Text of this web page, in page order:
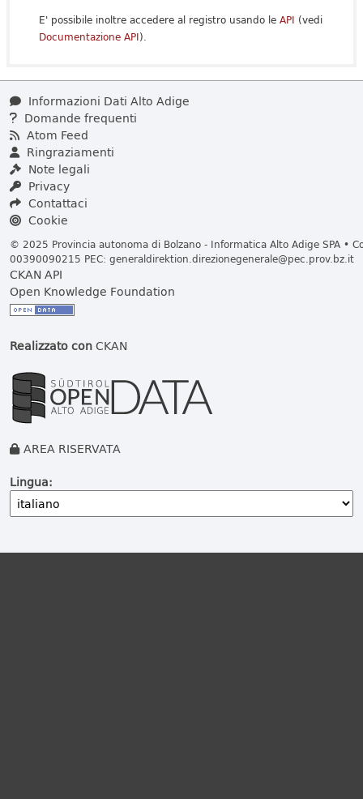
E' possibile inoltre accedere al registro usando le API (vedi
Documentazione API).
Informazioni Dati Alto Adige
Domande frequenti
Atom Feed
Ringraziamenti
Note legali
Privacy
Contattaci
Cookie
© 2025 Provincia autonoma di Bolzano - Informatica Alto Adige SPA •
00390090215 PEC: generaldirektion.direzionegenerale@pec.prov.bz.it
CKAN API
Open Knowledge Foundation
Realizzato conCKAN
AREA RISERVATA
Lingua